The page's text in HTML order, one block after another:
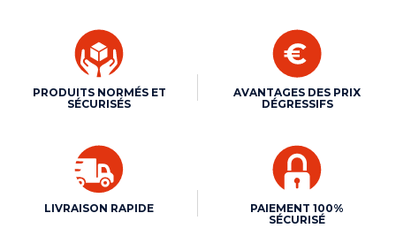
PRODUITS NORMÉS ET
SÉCURISÉS
AVANTAGES DES PRIX
DÉGRESSIFS
LIVRAISON RAPIDE
PAIEMENT 100%
SÉCURISÉ